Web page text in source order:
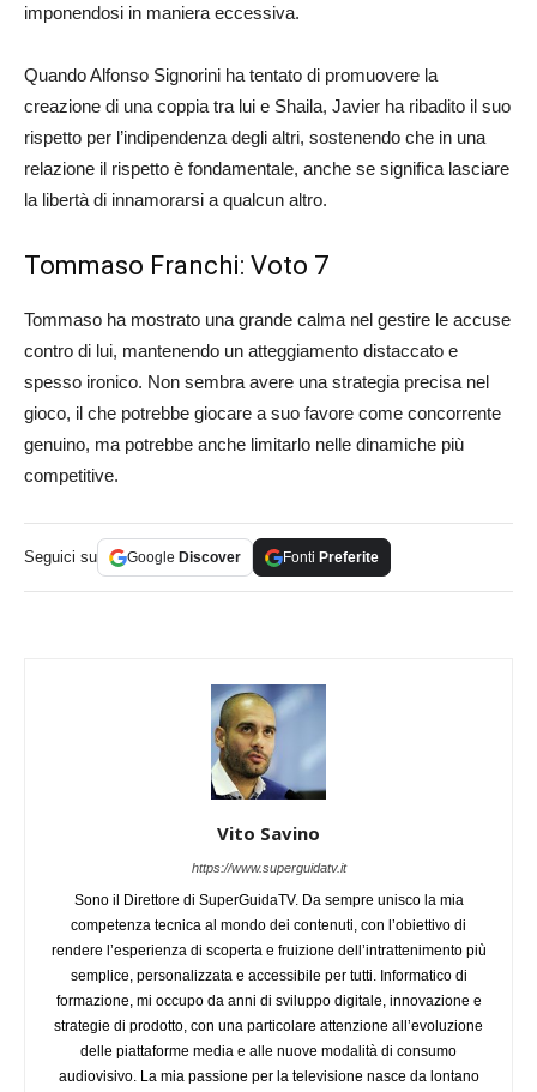
imponendosi in maniera eccessiva.
Quando Alfonso Signorini ha tentato di promuovere la
creazione di una coppia tra lui e Shaila, Javier ha ribadito il suo
rispetto per l’indipendenza degli altri, sostenendo che in una
relazione il rispetto è fondamentale, anche se significa lasciare
la libertà di innamorarsi a qualcun altro.
Tommaso Franchi: Voto 7
Tommaso ha mostrato una grande calma nel gestire le accuse
contro di lui, mantenendo un atteggiamento distaccato e
spesso ironico. Non sembra avere una strategia precisa nel
gioco, il che potrebbe giocare a suo favore come concorrente
genuino, ma potrebbe anche limitarlo nelle dinamiche più
competitive.
Seguici su Google Discover Fonti Preferite
Vito Savino
https://www.superguidatv.it
Sono il Direttore di SuperGuidaTV. Da sempre unisco la mia
competenza tecnica al mondo dei contenuti, con l’obiettivo di
rendere l’esperienza di scoperta e fruizione dell’intrattenimento più
semplice, personalizzata e accessibile per tutti. Informatico di
formazione, mi occupo da anni di sviluppo digitale, innovazione e
strategie di prodotto, con una particolare attenzione all’evoluzione
delle piattaforme media e alle nuove modalità di consumo
audiovisivo. La mia passione per la televisione nasce da lontano